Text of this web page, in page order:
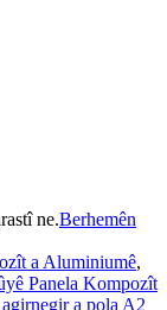
ne.Berhemên
a Aluminiumê,
Panela Kompozît
a pola A2